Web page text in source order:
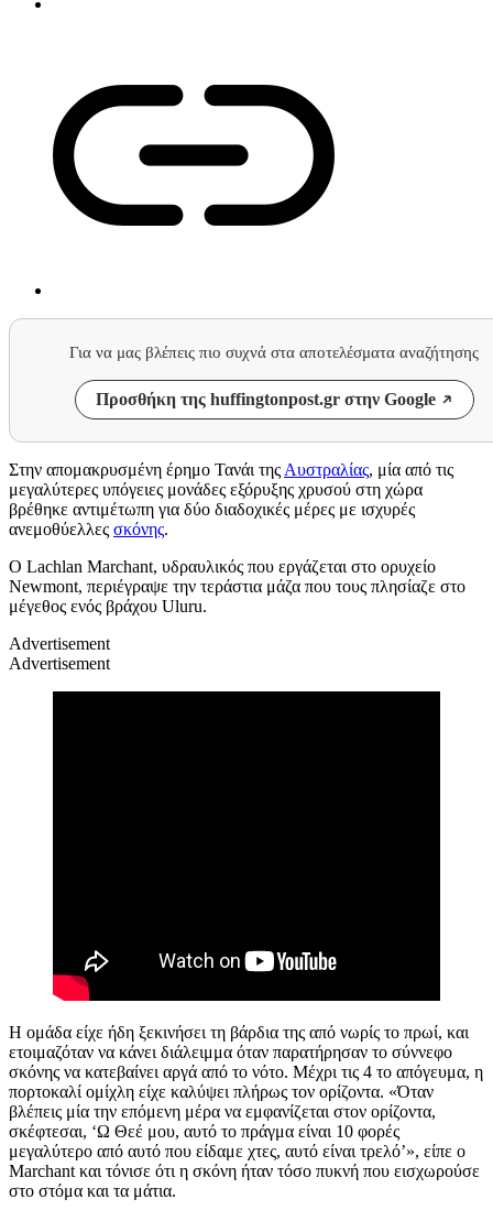
Για να μας βλέπεις πιο συχνά στα αποτελέσματα αναζήτησης
Προσθήκη της huffingtonpost.gr στην Google
Στην απομακρυσμένη έρημο Τανάι της Αυστραλίας, μία από τις
μεγαλύτερες υπόγειες μονάδες εξόρυξης χρυσού στη χώρα
βρέθηκε αντιμέτωπη για δύο διαδοχικές μέρες με ισχυρές
ανεμοθύελλες σκόνης.
Ο Lachlan Marchant, υδραυλικός που εργάζεται στο ορυχείο
Newmont, περιέγραψε την τεράστια μάζα που τους πλησίαζε στο
μέγεθος ενός βράχου Uluru.
Advertisement
Advertisement
Η ομάδα είχε ήδη ξεκινήσει τη βάρδια της από νωρίς το πρωί, και
ετοιμαζόταν να κάνει διάλειμμα όταν παρατήρησαν το σύννεφο
σκόνης να κατεβαίνει αργά από το νότο. Μέχρι τις 4 το απόγευμα, η
πορτοκαλί ομίχλη είχε καλύψει πλήρως τον ορίζοντα. «Όταν
βλέπεις μία την επόμενη μέρα να εμφανίζεται στον ορίζοντα,
σκέφτεσαι, ‘Ω Θεέ μου, αυτό το πράγμα είναι 10 φορές
μεγαλύτερο από αυτό που είδαμε χτες, αυτό είναι τρελό’», είπε ο
Marchant και τόνισε ότι η σκόνη ήταν τόσο πυκνή που εισχωρούσε
στο στόμα και τα μάτια.